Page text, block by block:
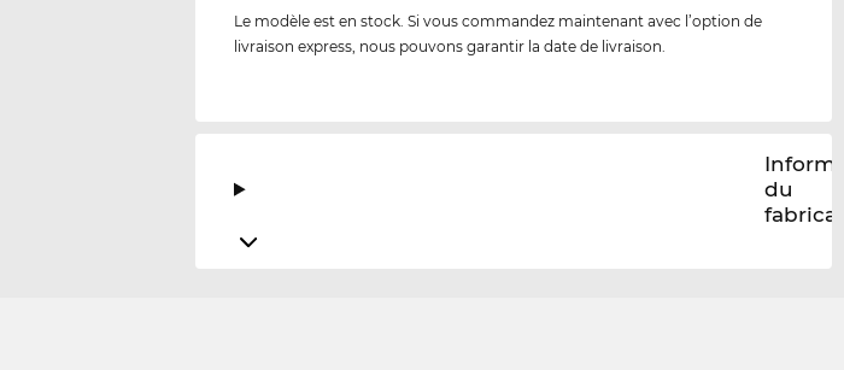
Le modèle est en stock. Si vous commandez maintenant avec l’option de
livraison express, nous pouvons garantir la date de livraison.
du